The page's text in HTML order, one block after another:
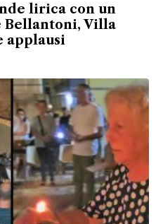
lirica con un
Bellantoni, Villa
applausi